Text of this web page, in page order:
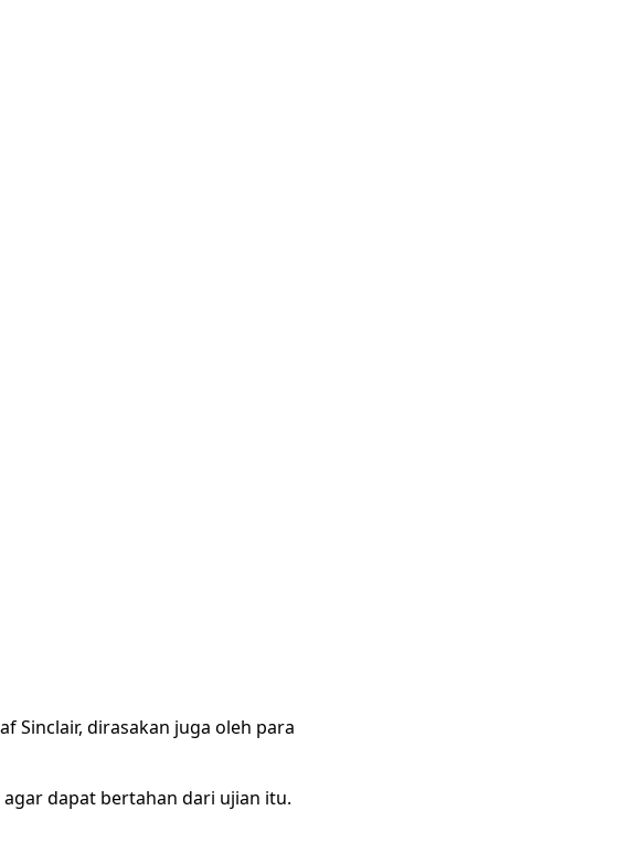
Sinclair, dirasakan juga oleh para
dapat bertahan dari ujian itu.